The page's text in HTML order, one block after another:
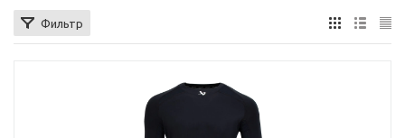
Фильтр